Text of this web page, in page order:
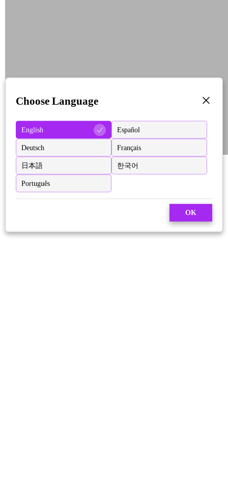
Choose Language
English Español
Deutsch Français
日本語 한국어
Português
OK